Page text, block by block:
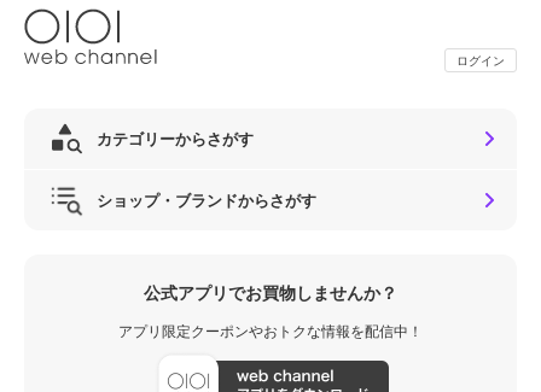
ログイン
カテゴリーからさがす
ショップ・ブランドからさがす
公式アプリでお買物しませんか？
アプリ限定クーポンやおトクな情報を配信中！